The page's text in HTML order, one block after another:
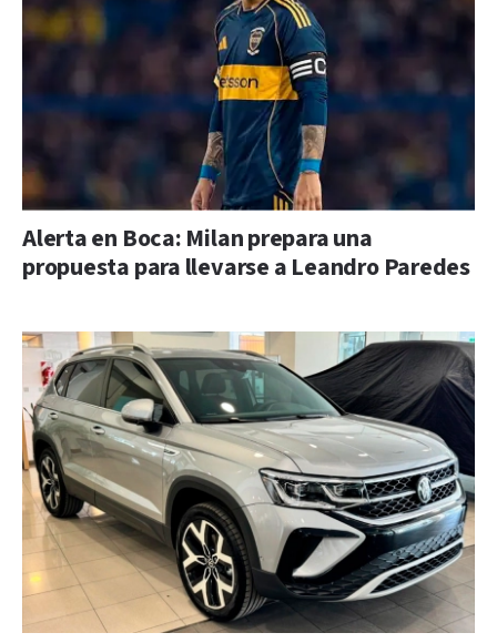
Alerta en Boca: Milan prepara una
propuesta para llevarse a Leandro Paredes